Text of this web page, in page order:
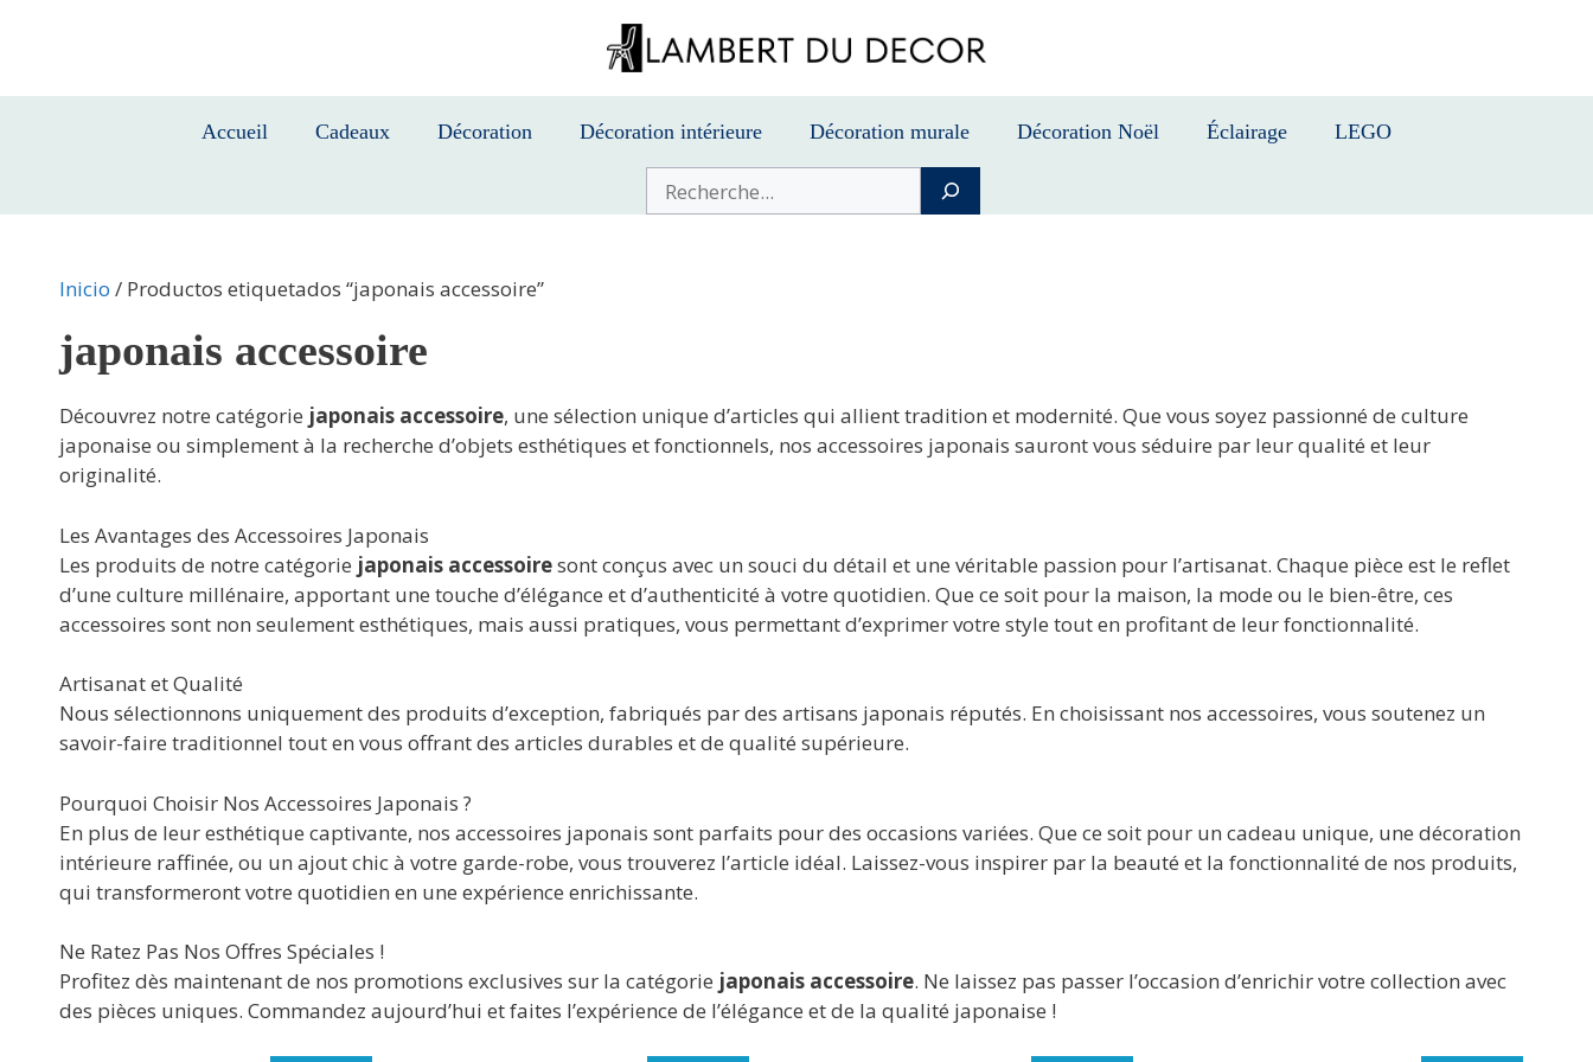
Accueil Cadeaux Décoration Décoration intérieure Décoration murale Décoration Noël Éclairage LEGO
Buscar
Inicio / Productos etiquetados “japonais accessoire”
japonais accessoire
Découvrez notre catégorie japonais accessoire, une sélection unique d’articles qui allient tradition et modernité. Que vous soyez passionné de culture
japonaise ou simplement à la recherche d’objets esthétiques et fonctionnels, nos accessoires japonais sauront vous séduire par leur qualité et leur
originalité.
Les Avantages des Accessoires Japonais
Les produits de notre catégorie japonais accessoiresont conçus avec un souci du détail et une véritable passion pour l’artisanat. Chaque pièce est le reflet
d’une culture millénaire, apportant une touche d’élégance et d’authenticité à votre quotidien. Que ce soit pour la maison, la mode ou le bien-être, ces
accessoires sont non seulement esthétiques, mais aussi pratiques, vous permettant d’exprimer votre style tout en profitant de leur fonctionnalité.
Artisanat et Qualité
Nous sélectionnons uniquement des produits d’exception, fabriqués par des artisans japonais réputés. En choisissant nos accessoires, vous soutenez un
savoir-faire traditionnel tout en vous offrant des articles durables et de qualité supérieure.
Pourquoi Choisir Nos Accessoires Japonais ?
En plus de leur esthétique captivante, nos accessoires japonais sont parfaits pour des occasions variées. Que ce soit pour un cadeau unique, une décoration
intérieure raffinée, ou un ajout chic à votre garde-robe, vous trouverez l’article idéal. Laissez-vous inspirer par la beauté et la fonctionnalité de nos produits,
qui transformeront votre quotidien en une expérience enrichissante.
Ne Ratez Pas Nos Offres Spéciales !
Profitez dès maintenant de nos promotions exclusives sur la catégorie japonais accessoire. Ne laissez pas passer l’occasion d’enrichir votre collection avec
des pièces uniques. Commandez aujourd’hui et faites l’expérience de l’élégance et de la qualité japonaise !